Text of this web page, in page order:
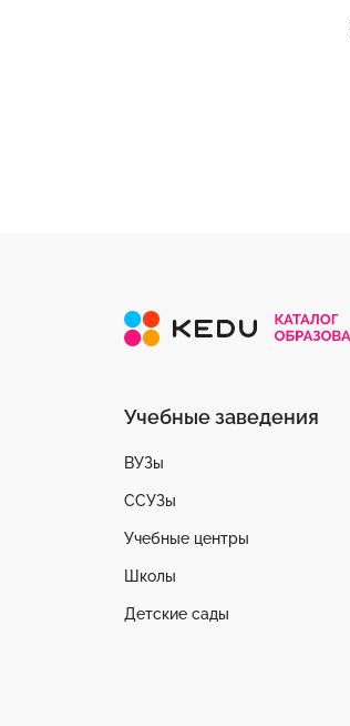
Учебные заведения
ВУЗы
ССУЗы
Учебные центры
Школы
Детские сады